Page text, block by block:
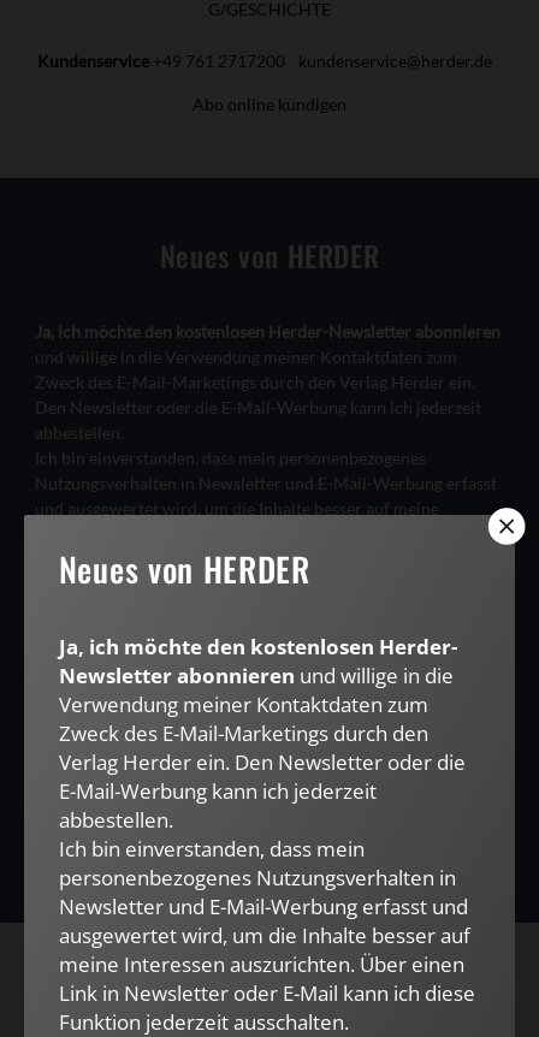
G/GESCHICHTE
Kundenservice +49 761 2717200 kundenservice@herder.de
Abo online kündigen
Neues von HERDER
Ja, ich möchte den kostenlosen Herder-Newsletter abonnieren
und willige in die Verwendung meiner Kontaktdaten zum
Zweck des E-Mail-Marketings durch den Verlag Herder ein.
Den Newsletter oder die E-Mail-Werbung kann ich jederzeit
abbestellen.
Ich bin einverstanden, dass mein personenbezogenes
Nutzungsverhalten in Newsletter und E-Mail-Werbung erfasst
und ausgewertet wird, um die Inhalte besser auf meine
Interessen auszurichten. Über einen Link in Newsletter oder E-
Mail kann ich diese Funktion jederzeit ausschalten.
Weiterführende Informationen finden Sie in unseren
E-MAIL
JETZT ANMELDEN
AGB und Widerrufsbelehrung Datenschutz
Barrierefreiheit Impressum
Neues von HERDER
Ja, ich möchte den kostenlosen Herder-
Newsletter abonnieren und willige in die
Verwendung meiner Kontaktdaten zum
Zweck des E-Mail-Marketings durch den
Verlag Herder ein. Den Newsletter oder die
E-Mail-Werbung kann ich jederzeit
abbestellen.
Ich bin einverstanden, dass mein
personenbezogenes Nutzungsverhalten in
Newsletter und E-Mail-Werbung erfasst und
ausgewertet wird, um die Inhalte besser auf
meine Interessen auszurichten. Über einen
Link in Newsletter oder E-Mail kann ich diese
Funktion jederzeit ausschalten.